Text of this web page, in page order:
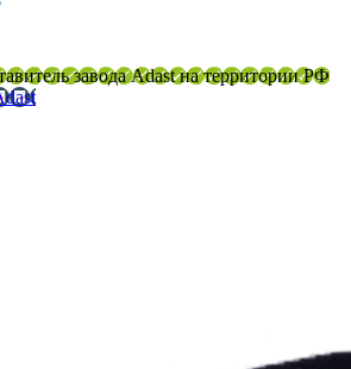
завода Adast на территории РФ